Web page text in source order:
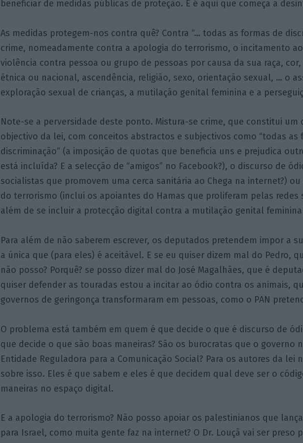
beneficiar de medidas públicas de proteção. E é aqui que começa a
As medidas protegem-nos contra quê? Contra “… todas as formas de
crime, nomeadamente contra a apologia do terrorismo, o incitamento
violência contra pessoa ou grupo de pessoas por causa da sua raça, cor,
étnica ou nacional, ascendência, religião, sexo, orientação sexual, … o
exploração sexual de crianças, a mutilação genital feminina e a
Note-se a perversidade deste ponto. Mistura-se crime, que constitui um
objectivo da lei, com conceitos abstractos e subjectivos como “todas as
discriminação” (a imposição de quotas que beneficia uns e prejudica
está incluída? E a selecção de “amigos” no Facebook?), o discurso de
socialistas que promovem uma cerca sanitária ao Chega na internet?)
do terrorismo (inclui os apoiantes do Hamas que proliferam pelas redes
além de se incluir a protecção digital contra a mutilação genital feminina
Para além de não saberem escrever, os deputados pretendem impor a
a única que (para eles) é aceitável. E se eu quiser dizem mal do Pedro,
não posso? Porquê? se posso dizer mal do José Magalhães, que é
quiser defender as touradas estou a incitar ao ódio contra os animais,
governos de geringonça transformaram em pessoas, como o PAN
O problema está também em quem é que decide o que é discurso de
que decide o que são boas maneiras? São os burocratas que o governo
Entidade Reguladora para a Comunicação Social? Para os autores da lei
sobre isso. Eles é que sabem e eles é que decidem qual deve ser o
maneiras no espaço digital.
E a apologia do terrorismo? Não posso apoiar os palestinianos que
para Israel, como muita gente faz na internet? O Dr. Louçã vai ser preso